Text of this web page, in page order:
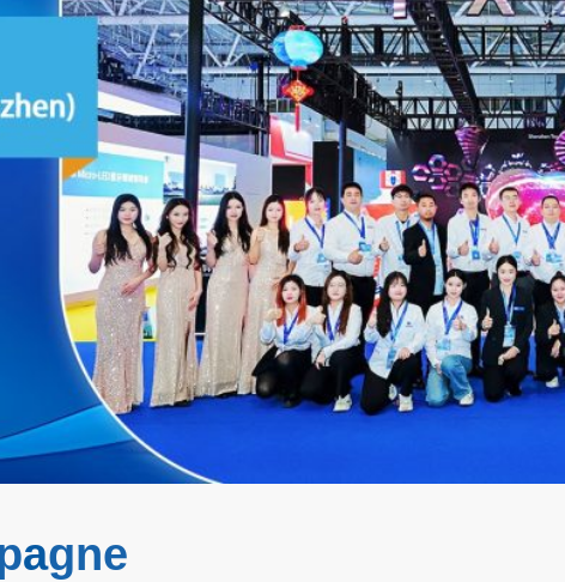
agne